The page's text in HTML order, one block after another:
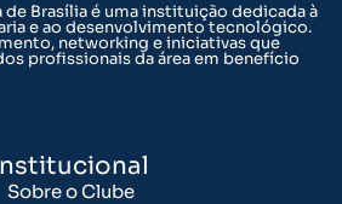
de Brasília é uma instituição dedicada à
e ao desenvolvimento tecnológico.
networking e iniciativas que
profissionais da área em benefício
Sobre o Clube